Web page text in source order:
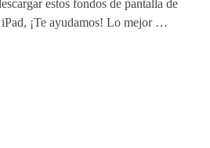
estos fondos de pantalla de
¡Te ayudamos! Lo mejor …